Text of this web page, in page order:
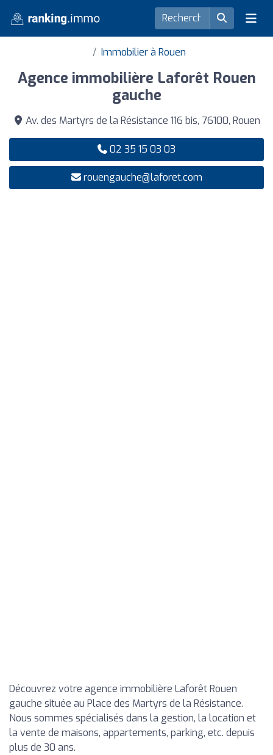
Immobilier à Rouen
Agence immobilière Laforêt Rouen
gauche
Av. des Martyrs de la Résistance 116 bis, 76100, Rouen
02 35 15 03 03
rouengauche@laforet.com
Découvrez votre agence immobilière Laforêt Rouen
gauche située au Place des Martyrs de la Résistance.
Nous sommes spécialisés dans la gestion, la location et
la vente de maisons, appartements, parking, etc. depuis
plus de 30 ans.